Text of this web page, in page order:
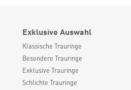
Exklusive Auswahl
Klassische Trauringe
Besondere Trauringe
Exklusive Trauringe
Schlichte Trauringe